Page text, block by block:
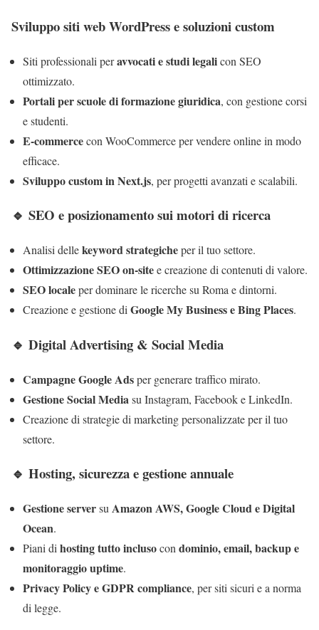
Sviluppo siti web WordPress e soluzioni custom
Siti professionali peravvocati e studi legalicon SEO
ottimizzato.
Portali per scuole di formazione giuridica, con gestione corsi
e studenti.
E-commercecon WooCommerce per vendere online in modo
efficace.
Sviluppo custom in Next.js, per progetti avanzati e scalabili.
🔹 SEO e posizionamento sui motori di ricerca
Analisi dellekeyword strategicheper il tuo settore.
Ottimizzazione SEO on-sitee creazione di contenuti di valore.
SEO localeper dominare le ricerche su Roma e dintorni.
Creazione e gestione diGoogle My Business e Bing Places.
🔹 Digital Advertising & Social Media
Campagne Google Adsper generare traffico mirato.
Gestione Social Mediasu Instagram, Facebook e LinkedIn.
Creazione di strategie di marketing personalizzate per il tuo
settore.
🔹 Hosting, sicurezza e gestione annuale
Gestione serversu Amazon AWS, Google Cloud e Digital
Ocean.
Piani di hosting tutto inclusocon dominio, email, backup e
monitoraggio uptime.
Privacy Policy e GDPR compliance, per siti sicuri e a norma
di legge.